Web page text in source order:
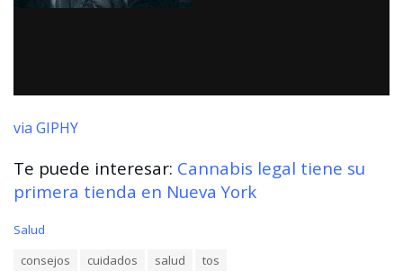
via GIPHY
Te puede interesar: Cannabis legal tiene su
primera tienda en Nueva York
C
Salud
consejos cuidados salud tos